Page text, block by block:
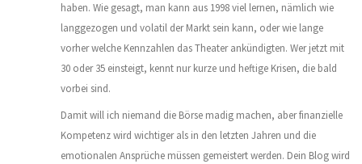
haben. Wie gesagt, man kann aus 1998 viel lernen, nämlich wie
langgezogen und volatil der Markt sein kann, oder wie lange
vorher welche Kennzahlen das Theater ankündigten. Wer jetzt mit
30 oder 35 einsteigt, kennt nur kurze und heftige Krisen, die bald
vorbei sind.
Damit will ich niemand die Börse madig machen, aber finanzielle
Kompetenz wird wichtiger als in den letzten Jahren und die
emotionalen Ansprüche müssen gemeistert werden. Dein Blog wird